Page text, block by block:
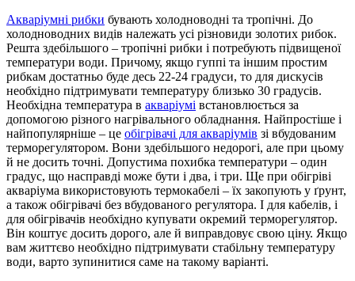
Акваріумні рибки бувають холодноводні та тропічні. До
холодноводних видів належать усі різновиди золотих рибок.
Решта здебільшого – тропічні рибки і потребують підвищеної
температури води. Причому, якщо гуппі та іншим простим
рибкам достатньо буде десь 22-24 градуси, то для дискусів
необхідно підтримувати температуру близько 30 градусів.
Необхідна температура в акваріумі встановлюється за
допомогою різного нагрівального обладнання. Найпростіше і
найпопулярніше – це обігрівачі для акваріумів зі вбудованим
терморегулятором. Вони здебільшого недорогі, але при цьому
й не досить точні. Допустима похибка температури – один
градус, що насправді може бути і два, і три. Ще при обігріві
акваріума використовують термокабелі – їх закопують у ґрунт,
а також обігрівачі без вбудованого регулятора. І для кабелів, і
для обігрівачів необхідно купувати окремий терморегулятор.
Він коштує досить дорого, але й виправдовує свою ціну. Якщо
вам життєво необхідно підтримувати стабільну температуру
води, варто зупинитися саме на такому варіанті.